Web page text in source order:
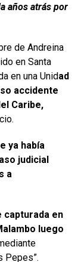
años atrás por
de Andreina
en Santa
en una Unidad
accidente
Caribe,
ya había
judicial
a
capturada en
luego
Pepes”.